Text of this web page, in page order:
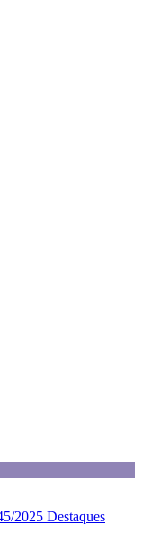
2025 Destaques